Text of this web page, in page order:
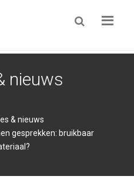
ZOEKEN
nieuws
& nieuws
gesprekken: bruikbaar